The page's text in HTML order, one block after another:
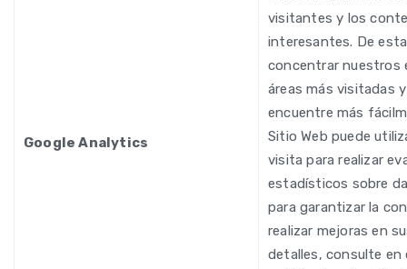
Google Analytics
visitantes y los
interesantes. De
concentrar nuestros
áreas más visitadas
encuentre más
Sitio Web puede
visita para realizar
estadísticos sobre
para garantizar la
realizar mejoras en
detalles, consulte en